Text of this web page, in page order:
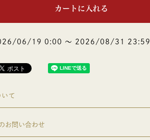
カートに入れる
06/19 0:00 〜 2026/08/31 23:59
て
お問い合わせ